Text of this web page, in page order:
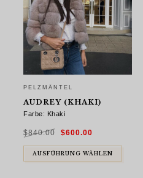
PELZMÄNTEL
AUDREY (KHAKI)
Farbe: Khaki
$840.00
Ursprünglicher
Preis
$840.00
$600.00
$600.00.
AUSFÜHRUNG WÄHLEN